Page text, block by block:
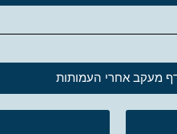
מעקב אחרי העמותות